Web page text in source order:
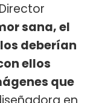
sana, el
deberían
ellos
que